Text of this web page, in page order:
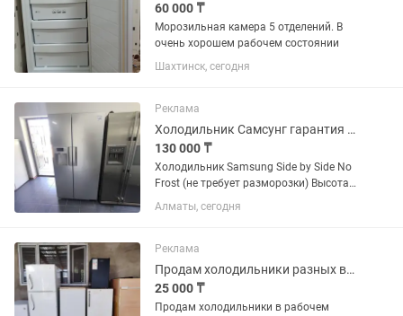
60 000 ₸
Морозильная камера 5 отделений. В
очень хорошем рабочем состоянии
Шахтинск, сегодня
Реклама
Холодильник Самсунг гарантия доставка
130 000 ₸
Холодильник Samsung Side by Side No
Frost (не требует разморозки) Высота
181 см Ширина 91 см Глубина 70 см ✅
Продажа б/у холодильников с
магазина и мастера с более...
Алматы, сегодня
Реклама
Продам холодильники разных видов в хорошем рабочем состоянии с доставкой по
25 000 ₸
Продам холодильники в рабочем